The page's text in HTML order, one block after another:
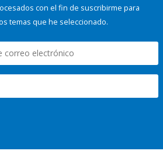
con el fin de suscribirme para
temas que he seleccionado.